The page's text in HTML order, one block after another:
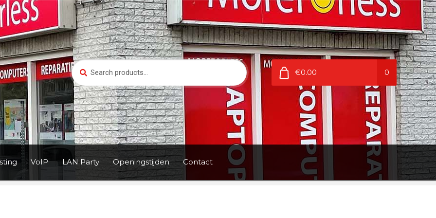
Search
for:
Search
€0.00 0
VoIP LAN Party Openingstijden Contact